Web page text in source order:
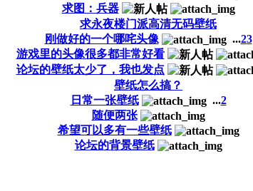
求图：兵器
求永夜楼门派高清无码壁纸
刚做好的一个哪咤头像
...23
游戏里的头像很多都非常好看
论坛的壁纸太少了，我也发点
壁纸怎么搞？
日常一张壁纸
...2
随便两张
希望可以多有一些壁纸
论坛的背景壁纸